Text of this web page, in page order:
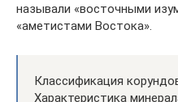
называли «восточными
«аметистами Востока».
Классификация
Характеристика